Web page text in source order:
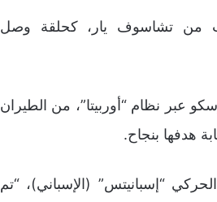
من تشاسوف يار، كحلقة وصل
عبر نظام “أوربيتا”، من الطيران
“إسبانيتس” (الإسباني)، “تم